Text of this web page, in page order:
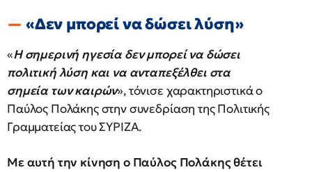
«Δεν μπορεί να δώσει λύση»
«Η σημερινή ηγεσία δεν μπορεί να δώσει
πολιτική λύση και να ανταπεξέλθει στα
σημεία των καιρών», τόνισε χαρακτηριστικά ο
Παύλος Πολάκης στην συνεδρίαση της Πολιτικής
Γραμματείας του ΣΥΡΙΖΑ.
Με αυτή την κίνηση ο Παύλος Πολάκης θέτει